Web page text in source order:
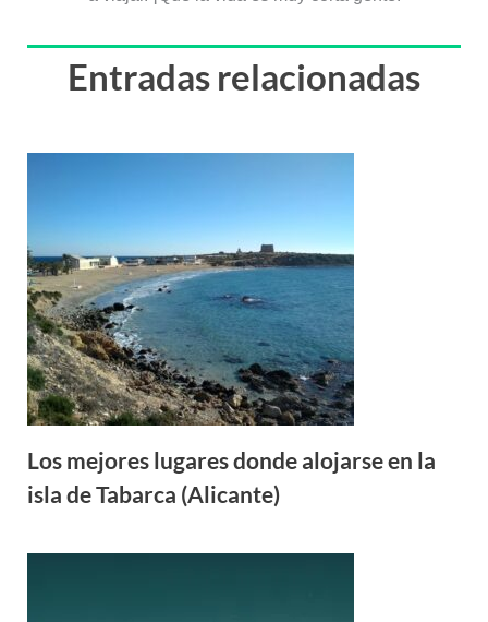
Entradas relacionadas
Los mejores lugares donde alojarse en la
isla de Tabarca (Alicante)